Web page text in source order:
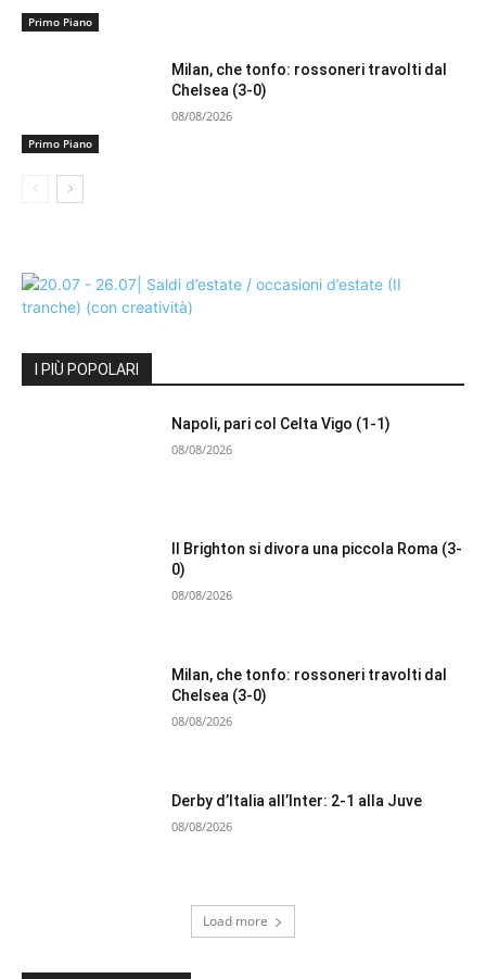
Primo Piano
Primo Piano
Milan, che tonfo: rossoneri travolti dal
Chelsea (3-0)
08/08/2026
I PIÙ POPOLARI
Napoli, pari col Celta Vigo (1-1)
08/08/2026
Il Brighton si divora una piccola Roma (3-
0)
08/08/2026
Milan, che tonfo: rossoneri travolti dal
Chelsea (3-0)
08/08/2026
Derby d’Italia all’Inter: 2-1 alla Juve
08/08/2026
Load more